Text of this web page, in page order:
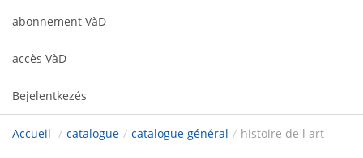
abonnement VàD
accès VàD
Bejelentkezés
Accueil / catalogue / catalogue général / histoire de l art